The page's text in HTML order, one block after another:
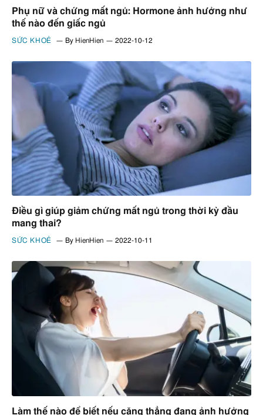
Phụ nữ và chứng mất ngủ: Hormone ảnh hưởng như
thế nào đến giấc ngủ
SỨC KHOẺ By HienHien 2022-10-12
Điều gì giúp giảm chứng mất ngủ trong thời kỳ đầu
mang thai?
SỨC KHOẺ By HienHien 2022-10-11
Làm thế nào để biết nếu căng thẳng đang ảnh hưởng